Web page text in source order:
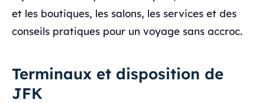
et les boutiques, les salons, les services et des
conseils pratiques pour un voyage sans accroc.
Terminaux et disposition de
JFK